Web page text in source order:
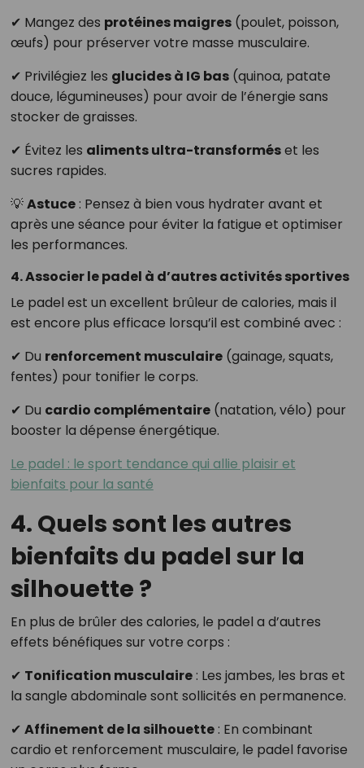
✔ Mangez des protéines maigres(poulet, poisson,
œufs) pour préserver votre masse musculaire.
✔ Privilégiez les glucides à IG bas(quinoa, patate
douce, légumineuses) pour avoir de l’énergie sans
stocker de graisses.
✔ Évitez les aliments ultra-transforméset les
sucres rapides.
💡Astuce: Pensez à bien vous hydrater avant et
après une séance pour éviter la fatigue et optimiser
les performances.
4. Associer le padel à d’autres activités sportives
Le padel est un excellent brûleur de calories, mais il
est encore plus efficace lorsqu’il est combiné avec :
✔ Du renforcement musculaire(gainage, squats,
fentes) pour tonifier le corps.
✔ Du cardio complémentaire(natation, vélo) pour
booster la dépense énergétique.
Le padel : le sport tendance qui allie plaisir et
bienfaits pour la santé
4. Quels sont les autres
bienfaits du padel sur la
silhouette ?
En plus de brûler des calories, le padel a d’autres
effets bénéfiques sur votre corps :
✔ Tonification musculaire: Les jambes, les bras et
la sangle abdominale sont sollicités en permanence.
✔ Affinement de la silhouette: En combinant
cardio et renforcement musculaire, le padel favorise